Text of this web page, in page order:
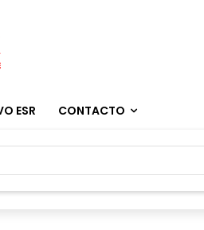
ESR CONTACTO